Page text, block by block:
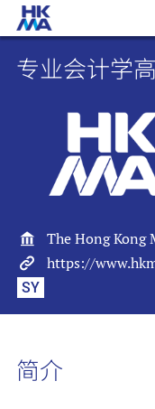
专
专业会计学
The Hong Kong
https://
SY
简介